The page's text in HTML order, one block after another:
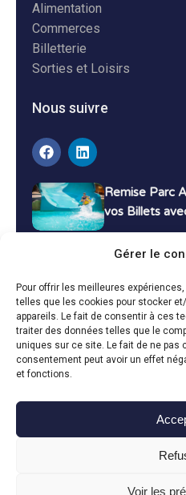
Gérer le
Pour offrir les meilleures
telles que les cookies pour stocker
appareils. Le fait de consentir à ces
traiter des données telles que le
uniques sur ce site. Le fait de ne pas
consentement peut avoir un effet
et fonctions.
Voir les
Alimentation
Commerces
Billetterie
Sorties et Loisirs
Nous suivre
Remise Parc
vos Billets
Bons Plans
Vacances
13 décembre
Mentions légales